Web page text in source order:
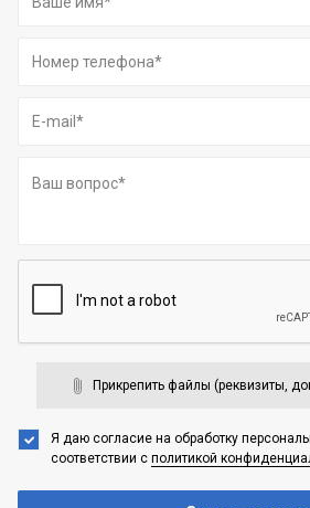
Прикрепить файлы (реквизиты,
Я даю согласие на обработку
соответствии с политикой